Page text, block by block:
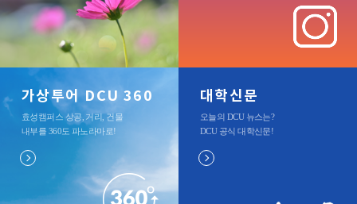
가상투어 DCU 360
효성캠퍼스 상공, 거리, 건물
내부를 360도 파노라마로!
대학신문
오늘의 DCU 뉴스는?
DCU 공식 대학신문!